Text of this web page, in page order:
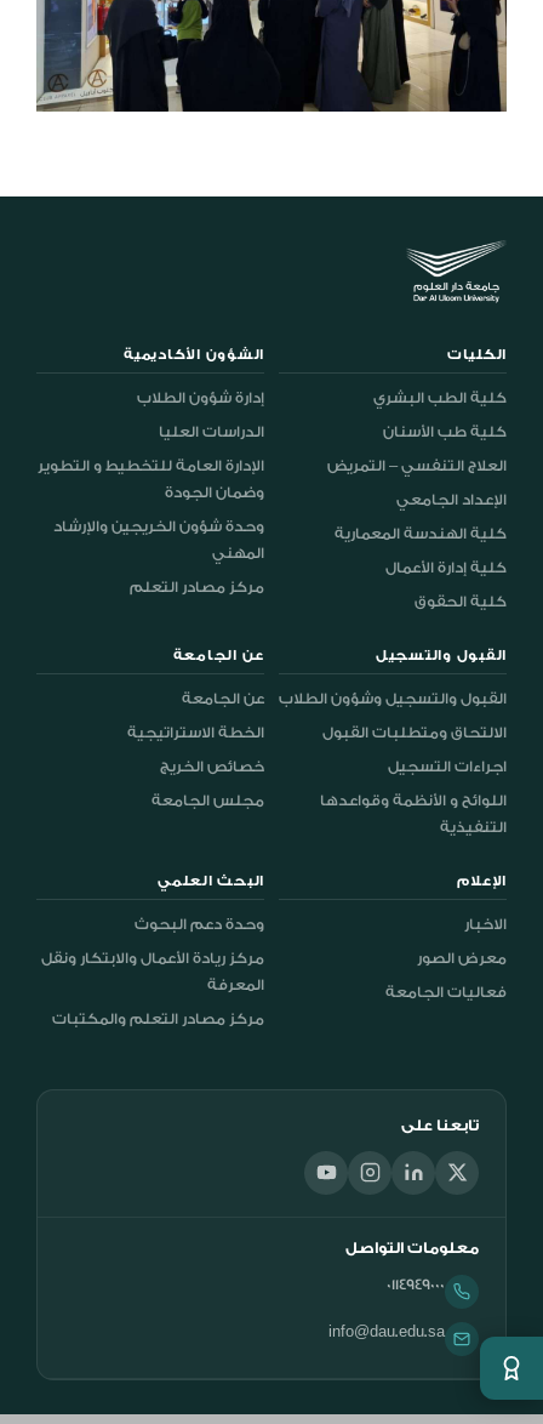
الكليات
كلية الطب البشري
كلية طب الأسنان
العلاج التنفسي – التمريض
الإعداد الجامعي
كلية الهندسة المعمارية
كلية إدارة الأعمال
كلية الحقوق
الشؤون الأكاديمية
إدارة شؤون الطلاب
الدراسات العليا
الإدارة العامة للتخطيط و التطوير
وضمان الجودة
وحدة شؤون الخريجين والإرشاد
المهني
مركز مصادر التعلم
القبول والتسجيل
القبول والتسجيل وشؤون الطلاب
الالتحاق ومتطلبات القبول
اجراءات التسجيل
اللوائح و الأنظمة وقواعدها
التنفيذية
عن الجامعة
عن الجامعة
الخطة الاستراتيجية
خصائص الخريج
مجلس الجامعة
الإعلام
الاخبار
معرض الصور
فعاليات الجامعة
البحث العلمي
وحدة دعم البحوث
مركز ريادة الأعمال والابتكار ونقل
المعرفة
مركز مصادر التعلم والمكتبات
تابعنا على
معلومات التواصل
0114949000
info@dau.edu.sa